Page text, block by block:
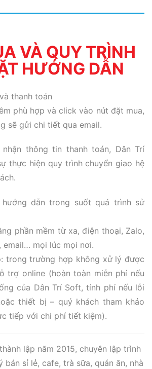
VÀ QUY TRÌNH
HƯỚNG DẪN
thanh toán
phù hợp và click vào nút đặt mua,
sẽ gửi chi tiết qua email.
nhận thông tin thanh toán, Dân Trí
thực hiện quy trình chuyển giao hệ
dẫn trong suốt quá trình sử
phần mềm từ xa, điện thoại, Zalo,
email… mọi lúc mọi nơi.
trong trường hợp không xử lý được
trợ online (hoàn toàn miễn phí nếu
của Dân Trí Soft, tính phí nếu lỗi
thiết bị – quý khách tham khảo
tiếp với chi phí tiết kiệm).
lập năm 2015, chuyên lập trình
bán sỉ lẻ, cafe, trà sữa, quán ăn, nhà